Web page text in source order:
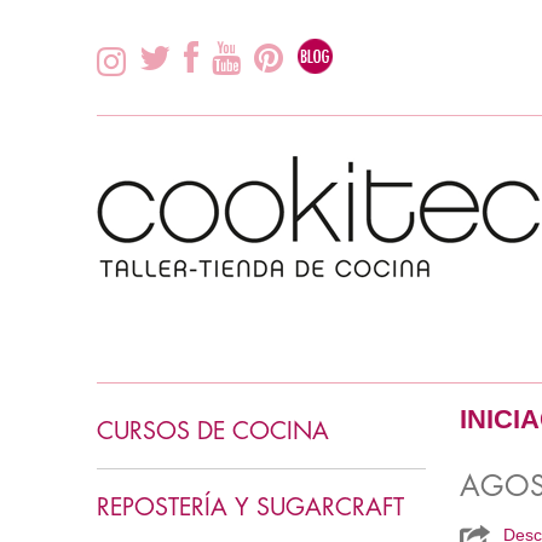
CURSOS DE COCINA
COCINA ASIÁTICA
REPOSTERÍA Y SUGARCRAFT